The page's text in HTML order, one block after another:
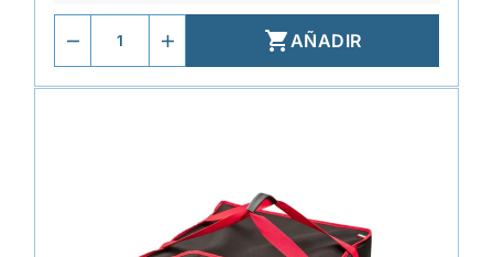
AÑADIR